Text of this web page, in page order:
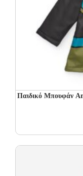
Παιδικό Μπουφάν